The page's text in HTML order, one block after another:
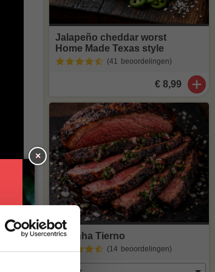
Jalapeño cheddar worst
Home Made Texas style
(41 beoordelingen)
€ 8,99
Picanha Tierno
(14 beoordelingen)
×